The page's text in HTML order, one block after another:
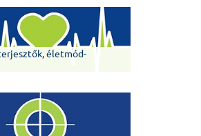
életmód-